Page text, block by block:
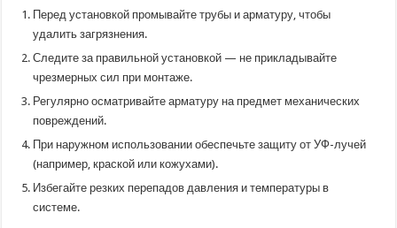
Перед установкой промывайте трубы и арматуру, чтобы
удалить загрязнения.
Следите за правильной установкой — не прикладывайте
чрезмерных сил при монтаже.
Регулярно осматривайте арматуру на предмет механических
повреждений.
При наружном использовании обеспечьте защиту от УФ-лучей
(например, краской или кожухами).
Избегайте резких перепадов давления и температуры в
системе.